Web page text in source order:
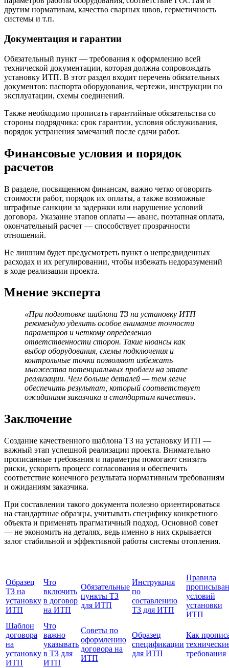
другим нормативам, качество сварных швов, герметичность
системы и т.п.
Документация и гарантии
Обязательный пункт — требования к оформлению всей
технической документации, которая должна сопровождать
установку ИТП. В этот раздел входит перечень обязательных
документов: паспорта оборудования, чертежи, инструкции по
эксплуатации, схемы соединений.
Также необходимо прописать гарантийные обязательства со
стороны подрядчика: срок гарантии, условия обслуживания,
порядок устранения замечаний после сдачи работ.
Финансовые условия и порядок
расчетов
В разделе, посвященном финансам, важно четко оговорить
стоимости работ, порядок их оплаты, а также возможные
штрафные санкции за задержки или нарушение условий
договора. Указание этапов оплаты — аванс, поэтапная оплата,
окончательный расчет — способствует прозрачности
отношений.
Не лишним будет предусмотреть пункт о непредвиденных
расходах и их регулировании, чтобы избежать недоразумений
в ходе реализации проекта.
Мнение эксперта
«При подготовке шаблона ТЗ на установку ИТП
рекомендую уделить особое внимание точности
параметров и четкому определению
ответственности сторон. Такие нюансы как
выбор оборудования, схемы подключения и
контрольные точки позволяют избежать
множества потенциальных проблем на этапе
реализации. Чем больше деталей — тем легче
обеспечить результат, который соответствует
ожиданиям заказчика и стандартам качества».
Заключение
Создание качественного шаблона ТЗ на установку ИТП —
важный этап успешной реализации проекта. Внимательно
прописанные требования и параметры помогают снизить
риски, ускорить процесс согласования и обеспечить
соответствие конечного результата нормативным требованиям
и ожиданиям заказчика.
При составлении такого документа полезно ориентироваться
на стандартные образцы, учитывать специфику конкретного
объекта и применять прагматичный подход. Основной совет
— не экономить на деталях, ведь именно в них скрывается
залог стабильной и эффективной работы системы отопления.
Образец
ТЗ на
установку
ИТП
Что
включить
в договор
на ИТП
Обязательные
пункты ТЗ
для ИТП
Инструкция
по
составлению
ТЗ для ИТП
Правила
условий
установки
ИТП
Шаблон
договора
на
установку
ИТП
Что
важно
указывать
в ТЗ для
ИТП
Советы по
оформлению
договора на
ИТП
Образец
спецификации
для ИТП
Как
требования